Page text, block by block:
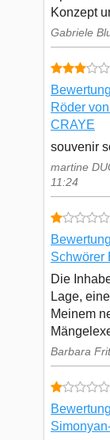
Konzept
Gabriele
Röder
CRAYE
souvenir
martine
11:24
Schwörer
Die
Lage,
Meinem
Barbara